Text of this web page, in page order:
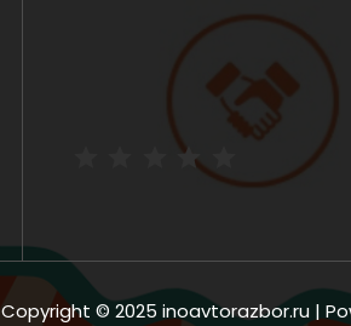
Рейтинг: 5 из 5.
Copyright © 2025 inoavtorazbor.ru |